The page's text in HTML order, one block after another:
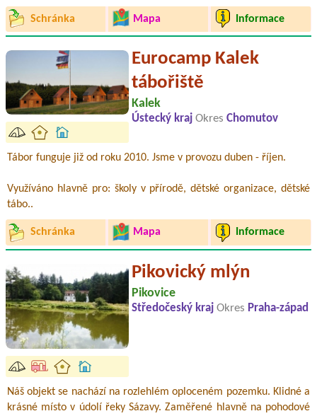
Schránka Mapa Informace
Eurocamp Kalek
tábořiště
Kalek
Ústecký kraj Okres Chomutov
Tábor funguje již od roku 2010. Jsme v provozu duben - říjen.
Využíváno hlavně pro: školy v přírodě, dětské organizace, dětské
tábo..
Schránka Mapa Informace
Pikovický mlýn
Pikovice
Středočeský kraj Okres Praha-západ
Náš objekt se nachází na rozlehlém oploceném pozemku. Klidné a
krásné místo v údolí řeky Sázavy. Zaměřené hlavně na pohodové